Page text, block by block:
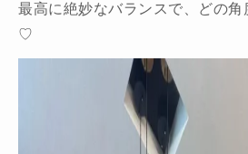
最高に絶妙なバランスで、どの角
♡